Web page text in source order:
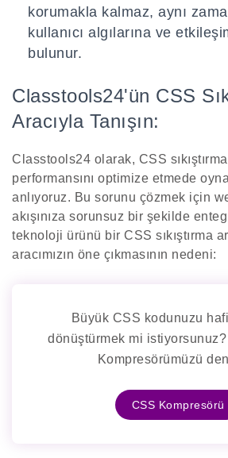
korumakla kalmaz, aynı
kullanıcı algılarına ve
bulunur.
Classtools24'ün CSS
Aracıyla Tanışın:
Classtools24 olarak, CSS
performansını optimize etmede
anlıyoruz. Bu sorunu çözmek için
akışınıza sorunsuz bir şekilde
teknoloji ürünü bir CSS sıkıştırma
aracımızın öne çıkmasının nedeni:
Büyük CSS kodunuzu
dönüştürmek mi
Kompresörümüzü
CSS Kompresörü